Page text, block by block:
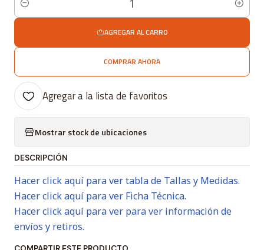
Cantidad
AGREGAR AL CARRO
COMPRAR AHORA
Agregar a la lista de favoritos
Mostrar stock de ubicaciones
DESCRIPCIÓN
Hacer click aquí para ver tabla de Tallas y Medidas.
Hacer click aquí para ver Ficha Técnica.
Hacer click aquí para ver para ver información de
envíos y retiros.